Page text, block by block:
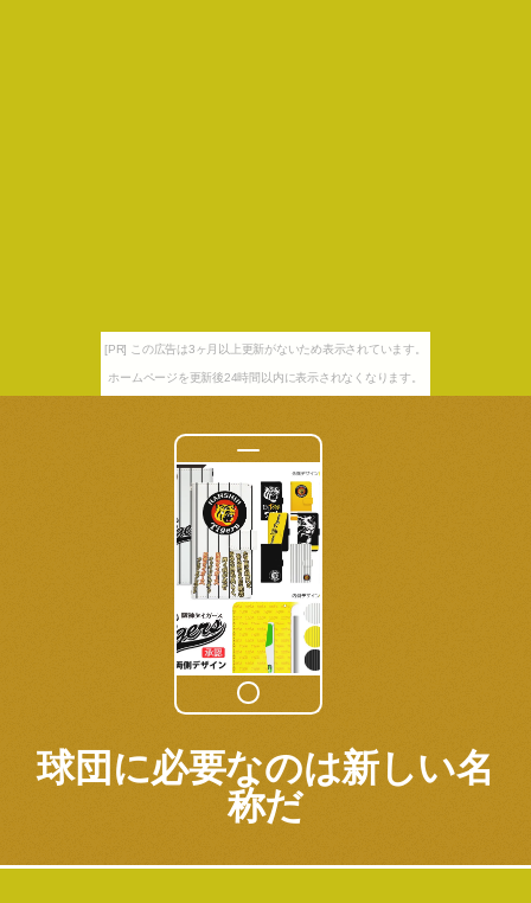
[PR] この広告は3ヶ月以上更新がないため表示されています。
ホームページを更新後24時間以内に表示されなくなります。
球団に必要なのは新しい名
称だ